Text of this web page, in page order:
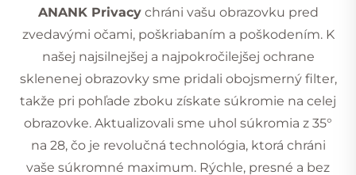
ANANK Privacychráni vašu obrazovku pred
zvedavými očami, poškriabaním a poškodením. K
našej najsilnejšej a najpokročilejšej ochrane
sklenenej obrazovky sme pridali obojsmerný filter,
takže pri pohľade zboku získate súkromie na celej
obrazovke. Aktualizovali sme uhol súkromia z 35°
na 28, čo je revolučná technológia, ktorá chráni
vaše súkromné maximum. Rýchle, presné a bez